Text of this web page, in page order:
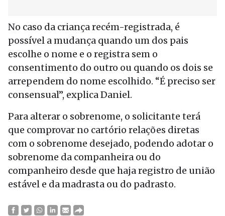
No caso da criança recém-registrada, é
possível a mudança quando um dos pais
escolhe o nome e o registra sem o
consentimento do outro ou quando os dois se
arrependem do nome escolhido. “É preciso ser
consensual”, explica Daniel.
Para alterar o sobrenome, o solicitante terá
que comprovar no cartório relações diretas
com o sobrenome desejado, podendo adotar o
sobrenome da companheira ou do
companheiro desde que haja registro de união
estável e da madrasta ou do padrasto.